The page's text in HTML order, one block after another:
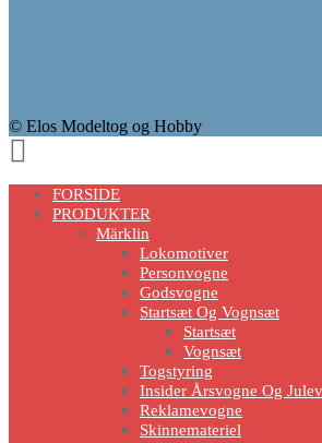
© Elos Modeltog og Hobby
UpFORSIDE
PRODUKTER
Märklin
Lokomotiver
Personvogne
Godsvogne
Startsæt Og Vognsæt
Startsæt
Vognsæt
Togstyring
Insider Årsvogne Og
Reklamevogne
Skinnemateriel